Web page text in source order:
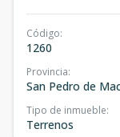
Código:
1260
Provincia:
San Pedro de
Tipo de inmueble:
Terrenos